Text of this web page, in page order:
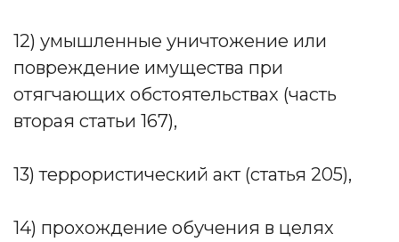
12) умышленные уничтожение или
повреждение имущества при
отягчающих обстоятельствах (часть
вторая статьи 167),
13) террористический акт (статья 205),
14) прохождение обучения в целях